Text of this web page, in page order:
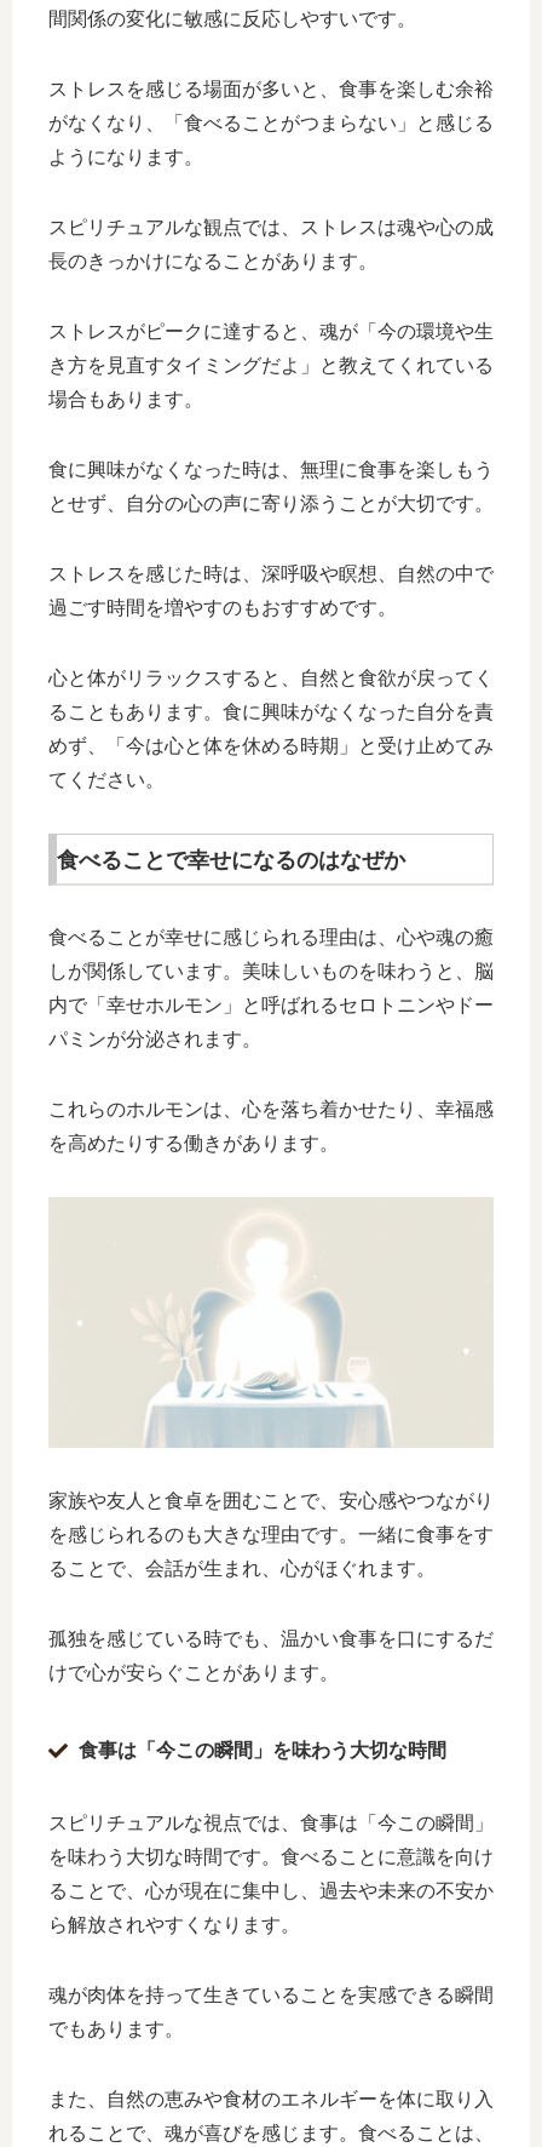
間関係の変化に敏感に反応しやすいです。
ストレスを感じる場面が多いと、食事を楽しむ余裕
がなくなり、「食べることがつまらない」と感じる
ようになります。
スピリチュアルな観点では、ストレスは魂や心の成
長のきっかけになることがあります。
ストレスがピークに達すると、魂が「今の環境や生
き方を見直すタイミングだよ」と教えてくれている
場合もあります。
食に興味がなくなった時は、無理に食事を楽しもう
とせず、自分の心の声に寄り添うことが大切です。
ストレスを感じた時は、深呼吸や瞑想、自然の中で
過ごす時間を増やすのもおすすめです。
心と体がリラックスすると、自然と食欲が戻ってく
ることもあります。食に興味がなくなった自分を責
めず、「今は心と体を休める時期」と受け止めてみ
てください。
食べることで幸せになるのはなぜか
食べることが幸せに感じられる理由は、心や魂の癒
しが関係しています。美味しいものを味わうと、脳
内で「幸せホルモン」と呼ばれるセロトニンやドー
パミンが分泌されます。
これらのホルモンは、心を落ち着かせたり、幸福感
を高めたりする働きがあります。
家族や友人と食卓を囲むことで、安心感やつながり
を感じられるのも大きな理由です。一緒に食事をす
ることで、会話が生まれ、心がほぐれます。
孤独を感じている時でも、温かい食事を口にするだ
けで心が安らぐことがあります。
食事は「今この瞬間」を味わう大切な時間
スピリチュアルな視点では、食事は「今この瞬間」
を味わう大切な時間です。食べることに意識を向け
ることで、心が現在に集中し、過去や未来の不安か
ら解放されやすくなります。
魂が肉体を持って生きていることを実感できる瞬間
でもあります。
また、自然の恵みや食材のエネルギーを体に取り入
れることで、魂が喜びを感じます。食べることは、